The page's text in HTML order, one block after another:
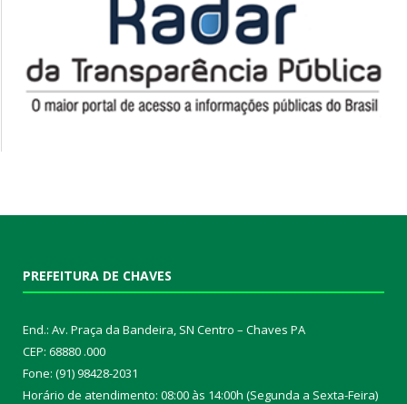
PREFEITURA DE CHAVES
End.: Av. Praça da Bandeira, SN Centro – Chaves PA
CEP: 68880 .000
Fone: (91) 98428-2031
Horário de atendimento: 08:00 às 14:00h (Segunda a Sexta-Feira)